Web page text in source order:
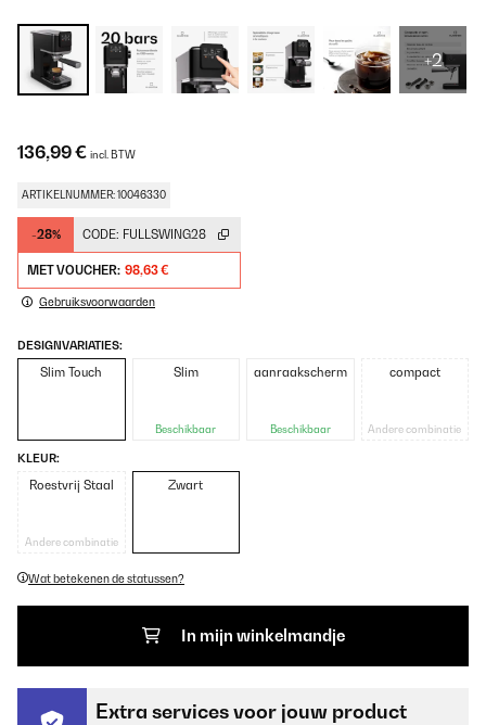
+2
136,99 € incl. BTW
ARTIKELNUMMER: 10046330
-28% CODE: FULLSWING28
MET VOUCHER: 98,63 €
Gebruiksvoorwaarden
DESIGNVARIATIES:
Slim Touch Slim
Beschikbaar
aanraakscherm
Beschikbaar
compact
Andere combinatie
KLEUR:
Roestvrij Staal
Andere combinatie
Zwart
Wat betekenen de statussen?
In mijn winkelmandje
Extra services voor jouw product